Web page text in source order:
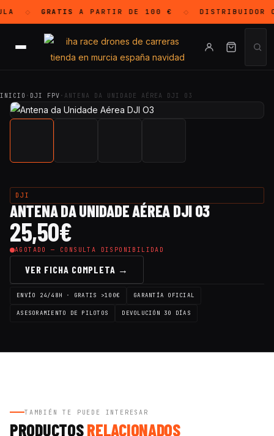
◇ GRATISA PARTIR DE 100 € ◇ DISTRIBUIDOR
INICIO · DJI FPV · ANTENA DA UNIDADE AÉREA DJI O3
DJI
ANTENA DA UNIDADE AÉREA DJI O3
25,50€
AGOTADO — CONSULTA DISPONIBILIDAD
VER FICHA COMPLETA →
ENVÍO 24/48H · GRATIS >100€ GARANTÍA OFICIAL
ASESORAMIENTO DE PILOTOS DEVOLUCIÓN 30 DÍAS
TAMBIÉN TE PUEDE INTERESAR
PRODUCTOSRELACIONADOS